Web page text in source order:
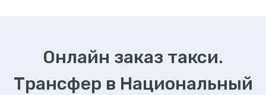
Онлайн заказ такси.
Трансфер в Национальный